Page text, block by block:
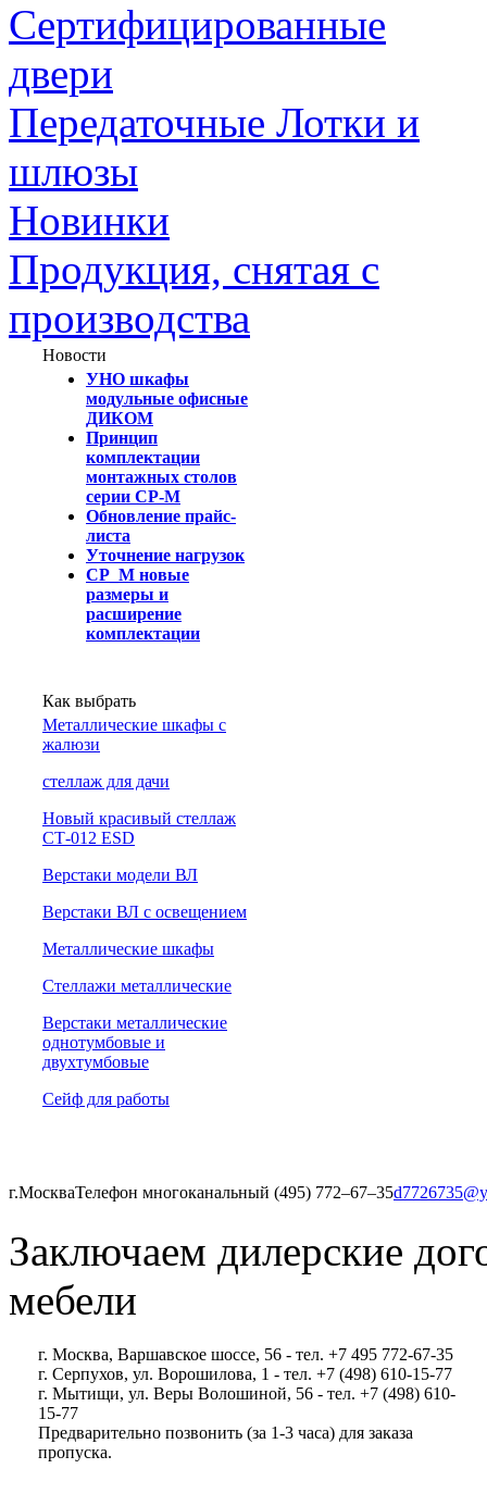
Сертифицированные
двери
Передаточные Лотки и
шлюзы
Новинки
Продукция, снятая с
производства
Новости
УНО шкафы
модульные офисные
ДИКОМ
Принцип
комплектации
монтажных столов
серии СР-М
Обновление прайс-
листа
Уточнение нагрузок
СР_М новые
размеры и
расширение
комплектации
Как выбрать
Металлические шкафы с
жалюзи
cтеллаж для дачи
Новый красивый стеллаж
СТ-012 ESD
Верстаки модели ВЛ
Верстаки ВЛ с освещением
Металлические шкафы
Стеллажи металлические
Верстаки металлические
однотумбовые и
двухтумбовые
Сейф для работы
г.МоскваТелефон многоканальный (495) 772‒67‒35
Заключаем дилерские
мебели
г. Москва, Варшавское шоссе, 56 - тел. +7 495 772-67-35
г. Серпухов, ул. Ворошилова, 1 - тел. +7 (498) 610-15-77
г. Мытищи, ул. Веры Волошиной, 56 - тел. +7 (498) 610-
15-77
Предварительно позвонить (за 1-3 часа) для заказа
пропуска.